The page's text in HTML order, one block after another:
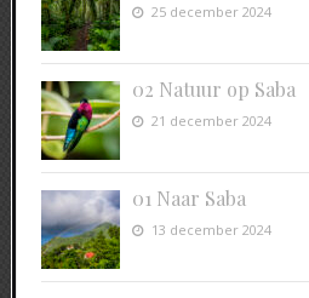
25 december 2024
02 Natuur op Saba
21 december 2024
01 Naar Saba
13 december 2024